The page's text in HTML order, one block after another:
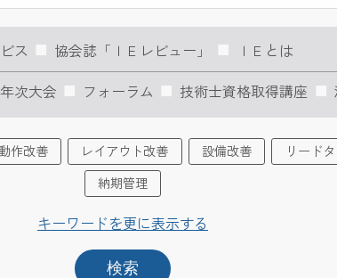
ス 協会誌「ＩＥレビュー」 ＩＥとは
年次大会 フォーラム 技術士資格取得講座
作改善 レイアウト改善 設備改善 リード
納期管理
キーワードを更に表示する